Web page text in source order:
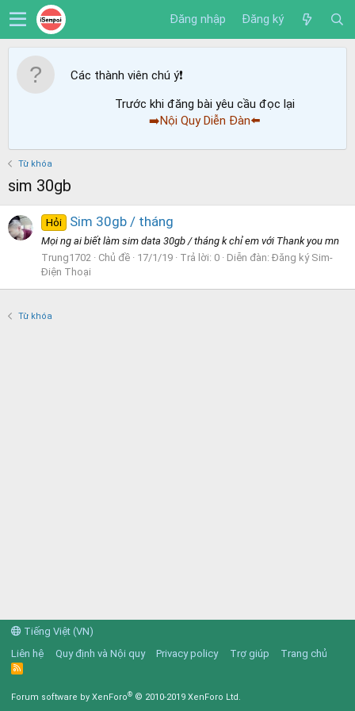
Đăng nhập Đăng ký
Các thành viên chú ý❗️
Trước khi đăng bài yêu cầu đọc lại
➡️Nội Quy Diễn Đàn⬅️
Từ khóa
sim 30gb
Hỏi Sim 30gb / tháng
Mọi ng ai biết làm sim data 30gb / tháng k chỉ em với Thank you mn
Trung1702
Chủ đề 17/1/19 Trả lời: 0 Diễn đàn: Đăng ký Sim-
Điện Thoại
Từ khóa
Tiếng Việt (VN)
Liên hệ
Quy định và Nội quy Privacy policy Trợ giúp Trang chủ
R
S
Forum software by XenForo® © 2010-2019 XenForo Ltd.